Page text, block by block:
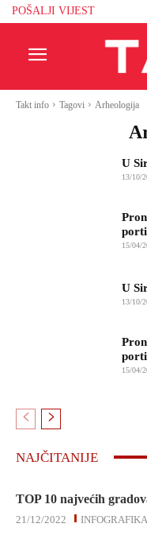
POŠALJI VIJEST
Takt info Tagovi Arheologija
U
13/10/
15/04/
U
13/10/
15/04/
NAJČITANIJE
TOP 10 najvećih
INFOGRAFIKA
21/12/2022